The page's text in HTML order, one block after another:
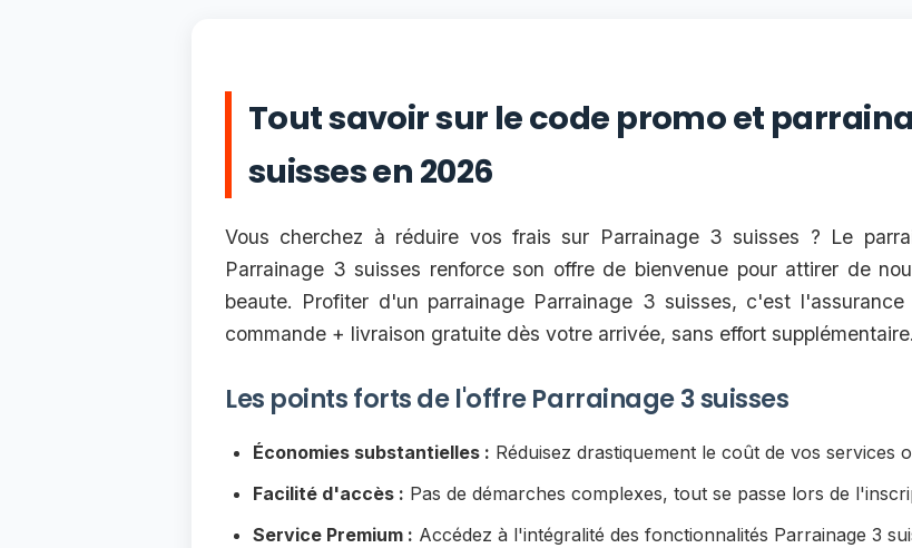
Tout savoir sur le code promo et
suisses en 2026
Vous cherchez à réduire vos frais sur Parrainage 3 suisses ? Le
Parrainage 3 suisses renforce son offre de bienvenue pour attirer de
beaute. Profiter d'un parrainage Parrainage 3 suisses, c'est
commande + livraison gratuite dès votre arrivée, sans effort supplémentaire.
Les points forts de l'offre Parrainage 3 suisses
Économies substantielles : Réduisez drastiquement le coût de vos services
Facilité d'accès : Pas de démarches complexes, tout se passe lors de
Service Premium : Accédez à l'intégralité des fonctionnalités Parrainage 3